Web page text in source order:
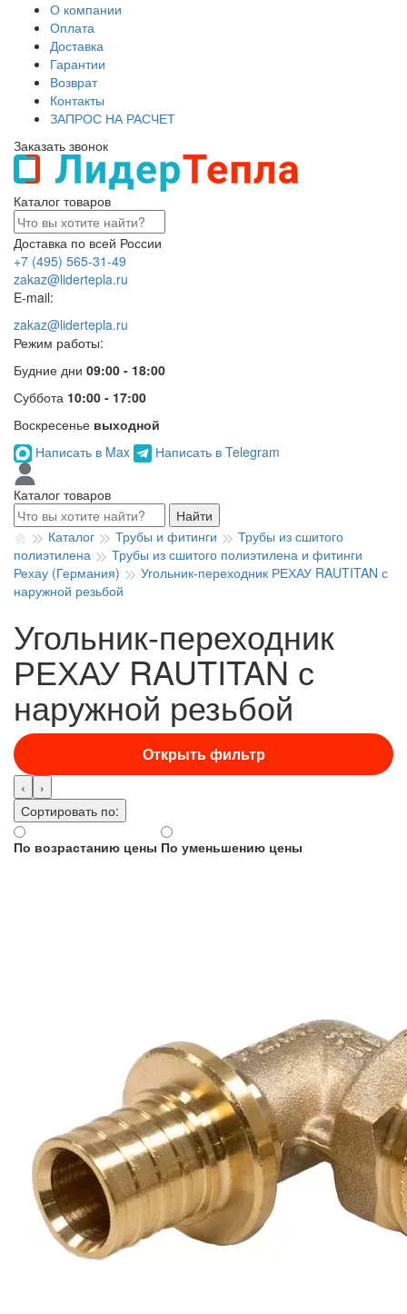
О компании
Оплата
Доставка
Гарантии
Возврат
Контакты
ЗАПРОС НА РАСЧЕТ
Заказать звонок
Каталог товаров
Доставка по всей России
+7 (495) 565-31-49
zakaz@lidertepla.ru
E-mail:
zakaz@lidertepla.ru
Режим работы:
Будние дни 09:00 - 18:00
Суббота 10:00 - 17:00
Воскресенье выходной
Написать в Max
Написать в Telegram
Каталог товаров
Найти
Каталог
Трубы и фитинги
Трубы из сшитого
полиэтилена
Трубы из сшитого полиэтилена и фитинги
Рехау (Германия)
Угольник-переходник РЕХАУ RAUTITAN с
наружной резьбой
Угольник-переходник
РЕХАУ RAUTITAN с
наружной резьбой
Открыть фильтр
‹
›
Сортировать по:
По возрастанию цены По уменьшению цены